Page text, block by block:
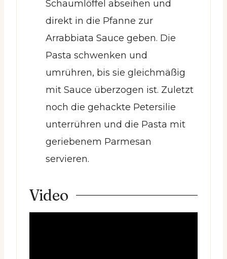
Schaumlöffel abseihen und
direkt in die Pfanne zur
Arrabbiata Sauce geben. Die
Pasta schwenken und
umrühren, bis sie gleichmäßig
mit Sauce überzogen ist. Zuletzt
noch die gehackte Petersilie
unterrühren und die Pasta mit
geriebenem Parmesan
servieren.
Video